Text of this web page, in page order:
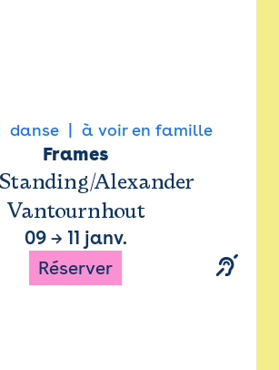
danse à voir en famille
Frames
Alexander
Vantournhout
09→ 11 janv.
Réserver